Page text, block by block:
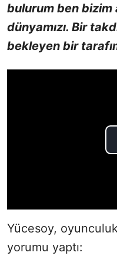
bulurum ben bizim
dünyamızı. Bir
bekleyen bir
Yücesoy,
yorumu yaptı: